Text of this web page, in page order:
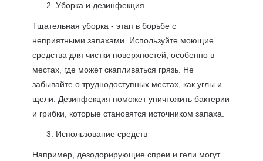
Уборка и дезинфекция
Тщательная уборка - этап в борьбе с
неприятными запахами. Используйте моющие
средства для чистки поверхностей, особенно в
местах, где может скапливаться грязь. Не
забывайте о труднодоступных местах, как углы и
щели. Дезинфекция поможет уничтожить бактерии
и грибки, которые становятся источником запаха.
Использование средств
Например, дезодорирующие спреи и гели могут